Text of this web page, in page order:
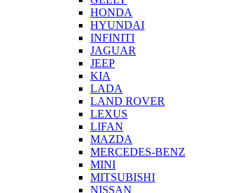
HONDA
HYUNDAI
INFINITI
JAGUAR
JEEP
KIA
LADA
LAND ROVER
LEXUS
LIFAN
MAZDA
MERCEDES-BENZ
MINI
MITSUBISHI
NISSAN